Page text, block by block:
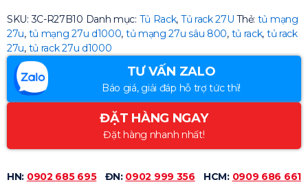
SKU:3C-R27B10 Danh mục: Tủ Rack, Tủ rack 27U Thẻ: tủ mạng
27u, tủ mạng 27u d1000, tủ mạng 27u sâu 800, tủ rack, tủ rack
27u, tủ rack 27u d1000
TƯ VẤN ZALO
Báo giá, giải đáp hỗ trợ tức thì!
ĐẶT HÀNG NGAY
Đặt hàng nhanh nhất!
HN: 0902 685 695 ĐN: 0902 999 356 HCM: 0909 686 661